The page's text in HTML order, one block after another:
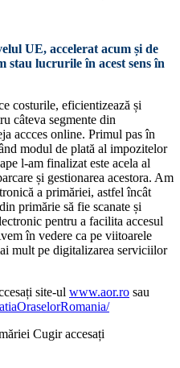
UE, accelerat acum și de
stau lucrurile în acest sens în
costurile, eficientizează și
câteva segmente din
accces online. Primul pas în
modul de plată al impozitelor
l-am finalizat este acela al
și gestionarea acestora. Am
a primăriei, astfel încât
primărie să fie scanate și
pentru a facilita accesul
în vedere ca pe viitoarele
mult pe digitalizarea serviciilor
site-ul www.aor.ro sau
Cugir accesați